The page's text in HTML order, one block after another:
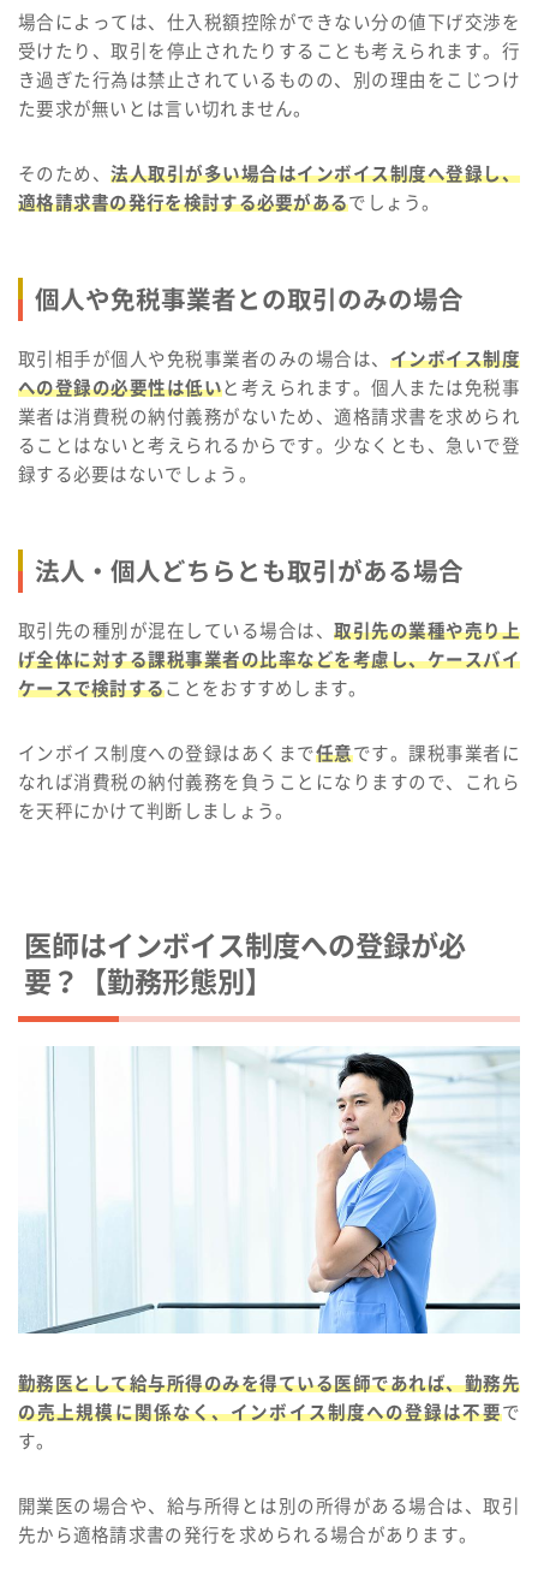
場合によっては、仕入税額控除ができない分の値下げ交渉を
受けたり、取引を停止されたりすることも考えられます。行
き過ぎた行為は禁止されているものの、別の理由をこじつけ
た要求が無いとは言い切れません。
そのため、法人取引が多い場合はインボイス制度へ登録し、
適格請求書の発行を検討する必要があるでしょう。
個人や免税事業者との取引のみの場合
取引相手が個人や免税事業者のみの場合は、 インボイス制度
への登録の必要性は低いと考えられます。個人または免税事
業者は消費税の納付義務がないため、適格請求書を求められ
ることはないと考えられるからです。少なくとも、急いで登
録する必要はないでしょう。
法人・個人どちらとも取引がある場合
取引先の種別が混在している場合は、取引先の業種や売り上
げ全体に対する課税事業者の比率などを考慮し、ケースバイ
ケースで検討することをおすすめします。
インボイス制度への登録はあくまで任意です。課税事業者に
なれば消費税の納付義務を負うことになりますので、これら
を天秤にかけて判断しましょう。
医師はインボイス制度への登録が必
要？【勤務形態別】
勤務医として給与所得のみを得ている医師であれば、勤務先
の売上規模に関係なく、インボイス制度への登録は不要で
す。
開業医の場合や、給与所得とは別の所得がある場合は、取引
先から適格請求書の発行を求められる場合があります。